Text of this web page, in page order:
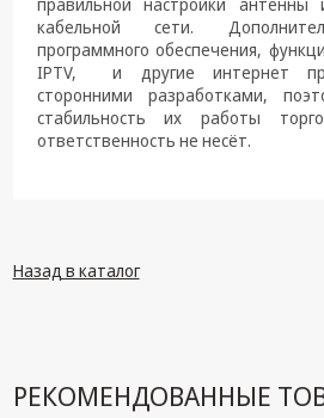
кабельной сети.
программного обеспечения,
IPTV, и другие интернет
сторонними разработками,
стабильность их работы
ответственность не несёт.
Назад в каталог
РЕКОМЕНДОВАННЫЕ